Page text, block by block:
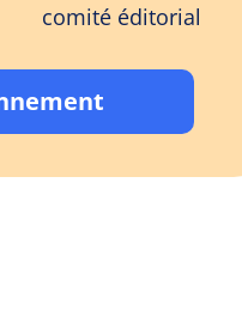
comité éditorial